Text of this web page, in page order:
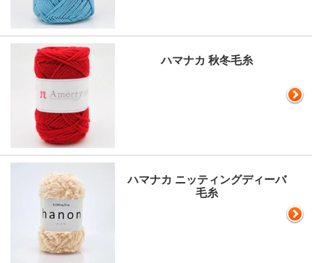
ハマナカ 秋冬毛糸
ハマナカ ニッティングディーバ
毛糸